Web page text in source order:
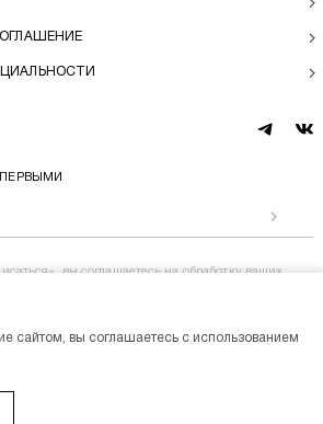
telegram
vk
ПЕРВЫМИ
вы соглашаетесь на обработку ваших
сайтом, вы соглашаетесь с использованием